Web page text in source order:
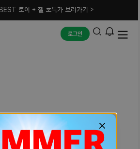
BEST 토이 + 젤 초특가 보러가기 >
로그인